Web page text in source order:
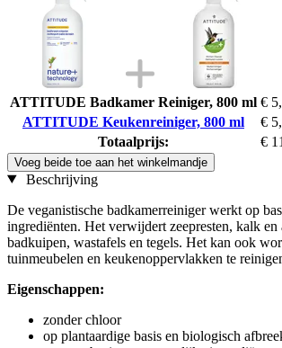
ATTITUDE Badkamer Reiniger, 800 ml €
ATTITUDE Keukenreiniger, 800 ml
€
Totaalprijs:
€
Voeg beide toe aan het winkelmandje
Beschrijving
De veganistische badkamerreiniger werkt op
ingrediënten. Het verwijdert zeepresten, kalk en
badkuipen, wastafels en tegels. Het kan ook
tuinmeubelen en keukenoppervlakken te
Eigenschappen:
zonder chloor
op plantaardige basis en biologisch